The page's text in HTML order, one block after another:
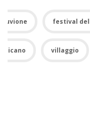
festival
villaggio